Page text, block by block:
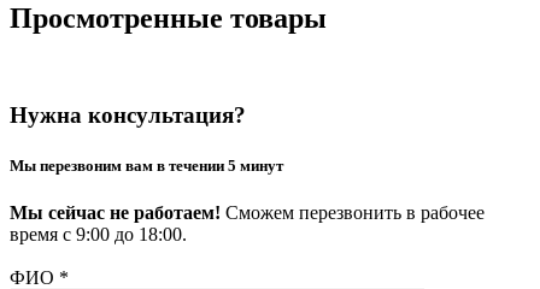
Просмотренные товары
Нужна консультация?
Мы перезвоним вам в течении 5 минут
Мы сейчас не работаем! Сможем перезвонить в рабочее
время с 9:00 до 18:00.
ФИО *